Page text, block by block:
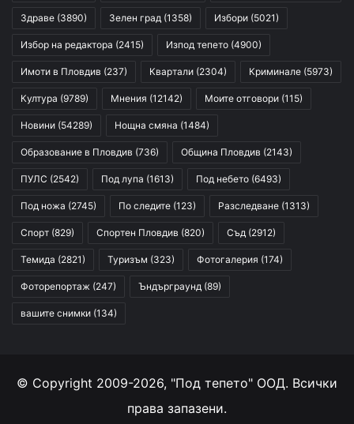
Здраве (3890) Зелен град (1358) Избори (5021)
Избор на редактора (2415) Изпод тепето (4900)
Имоти в Пловдив (237) Квартали (2304) Криминале (5973)
Култура (9789) Мнения (12142) Моите отговори (115)
Новини (54289) Нощна смяна (1484)
Образование в Пловдив (736) Община Пловдив (2143)
ПУЛС (2542) Под лупа (1613) Под небето (6493)
Под ножа (2745) По следите (123) Разследване (1313)
Спорт (829) Спортен Пловдив (820) Съд (2912)
Темида (2821) Туризъм (323) Фотогалерия (174)
Фоторепортаж (247) Ъндърграунд (89)
вашите снимки (134)
© Copyright 2009-2026, "Под тепето" ООД. Всички
права запазени.